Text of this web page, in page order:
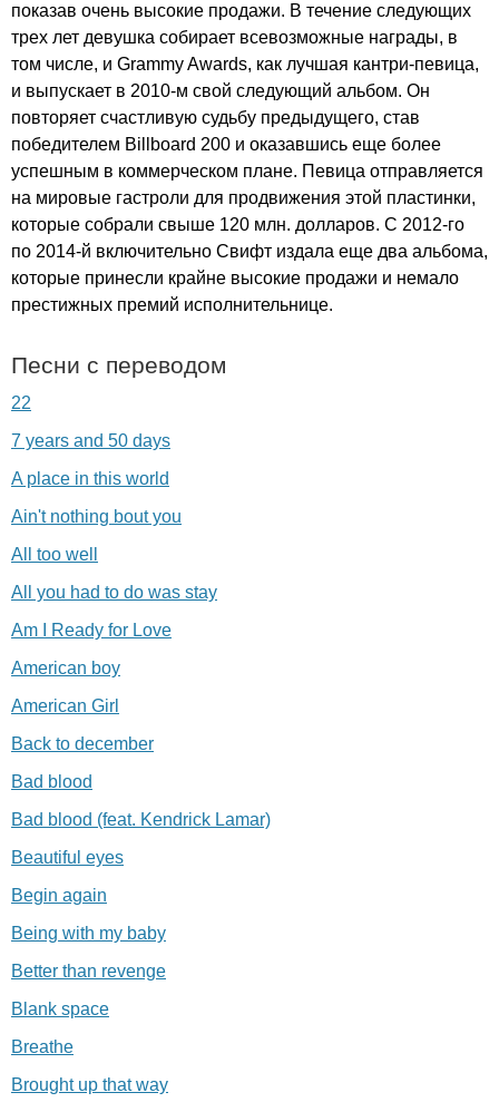
показав очень высокие продажи. В течение следующих
трех лет девушка собирает всевозможные награды, в
том числе, и GrammyAwards, как лучшая кантри-певица,
и выпускает в 2010-м свой следующий альбом. Он
повторяет счастливую судьбу предыдущего, став
победителем Billboard 200 и оказавшись еще более
успешным в коммерческом плане. Певица отправляется
на мировые гастроли для продвижения этой пластинки,
которые собрали свыше 120 млн. долларов. С 2012-го
по 2014-й включительно Свифт издала еще два альбома,
которые принесли крайне высокие продажи и немало
престижных премий исполнительнице.
Песни с переводом
22
7 years and 50 days
A place in this world
Ain't nothing bout you
All too well
All you had to do was stay
Am I Ready for Love
American boy
American Girl
Back to december
Bad blood
Bad blood (feat. Kendrick Lamar)
Beautiful eyes
Begin again
Being with my baby
Better than revenge
Blank space
Breathe
Brought up that way